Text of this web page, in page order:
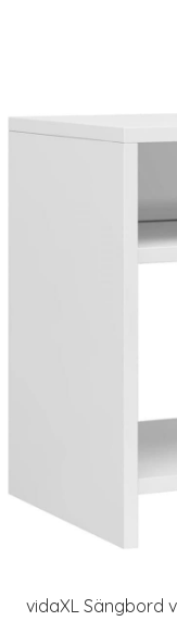
vidaXL Sängbord